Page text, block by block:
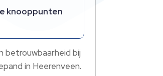
knooppunten
betrouwbaarheid bij
in Heerenveen.​